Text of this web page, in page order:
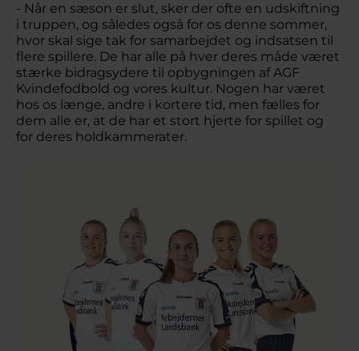
- Når en sæson er slut, sker der ofte en udskiftning
i truppen, og således også for os denne sommer,
hvor skal sige tak for samarbejdet og indsatsen til
flere spillere. De har alle på hver deres måde været
stærke bidragsydere til opbygningen af AGF
Kvindefodbold og vores kultur. Nogen har været
hos os længe, andre i kortere tid, men fælles for
dem alle er, at de har et stort hjerte for spillet og
for deres holdkammerater.